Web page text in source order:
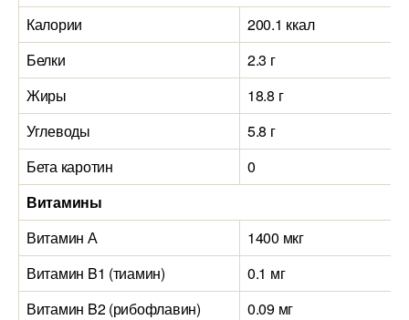
Калории
200.1 ккал
Белки
2.3 г
Жиры
18.8 г
Углеводы
5.8 г
Бета каротин
0
Витамины
Витамин А
1400 мкг
Витамин B1 (тиамин)
0.1 мг
Витамин B2 (рибофлавин)
0.09 мг